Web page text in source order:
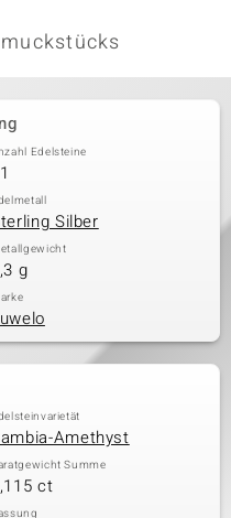
Edelsteine
Silber
g
Amethyst
Summe
ct